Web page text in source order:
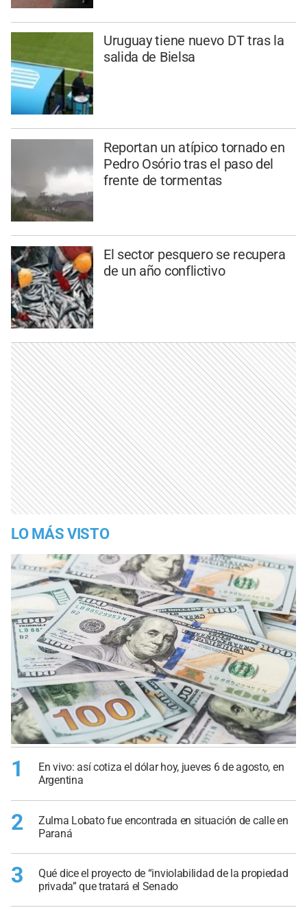
Uruguay tiene nuevo DT tras la
salida de Bielsa
Reportan un atípico tornado en
Pedro Osório tras el paso del
frente de tormentas
El sector pesquero se recupera
de un año conflictivo
LO MÁS VISTO
1
En vivo: así cotiza el dólar hoy, jueves 6 de agosto, en
Argentina
2
Zulma Lobato fue encontrada en situación de calle en
Paraná
3
Qué dice el proyecto de “inviolabilidad de la propiedad
privada” que tratará el Senado